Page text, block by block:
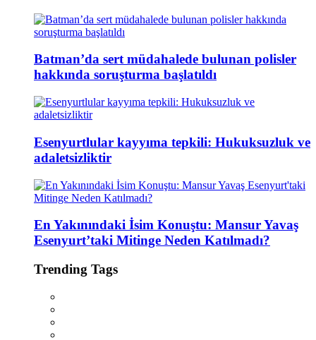
Batman’da sert müdahalede bulunan polisler
hakkında soruşturma başlatıldı
Esenyurtlular kayyıma tepkili: Hukuksuzluk ve
adaletsizliktir
En Yakınındaki İsim Konuştu: Mansur Yavaş
Esenyurt’taki Mitinge Neden Katılmadı?
Trending Tags